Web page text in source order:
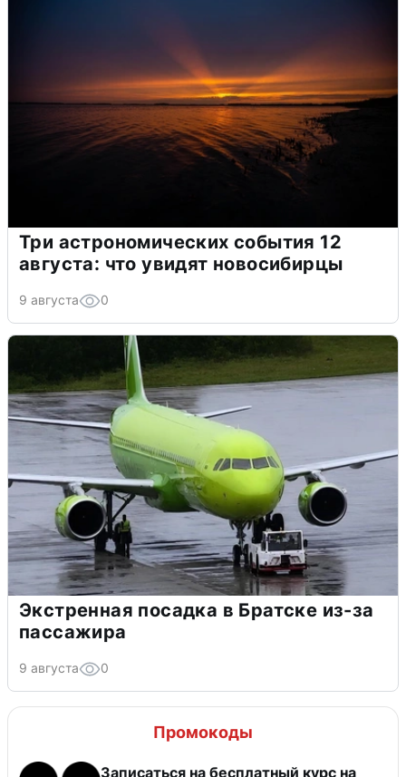
Три астрономических события 12
августа: что увидят новосибирцы
9 августа 0
Экстренная посадка в Братске из-за
пассажира
9 августа 0
Промокоды
Записаться на бесплатный курс на